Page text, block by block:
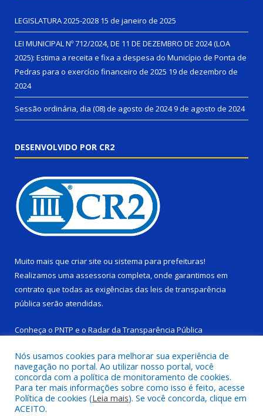
LEGISLATURA 2025-2028 15 de janeiro de 2025
LEI MUNICIPAL Nº 712/2024, DE 11 DE DEZEMBRO DE 2024 (LOA
2025): Estima a receita e fixa a despesa do Município de Ponta de
Pedras para o exercício financeiro de 2025 19 de dezembro de
2024
Sessão ordinária, dia (08) de agosto de 20249 de agosto de 2024
DESENVOLVIDO POR CR2
Muito mais que criar site ou sistema para prefeituras!
Realizamos uma assessoria completa, onde garantimos em
contrato que todas as exigências das leis de transparência
pública serão atendidas.
Conheça o PNTP e o Radar da Transparência Pública
Todos os direitos reservados a Câmara Municipal de Ponta de
Pedras.
Nós usamos cookies para melhorar sua experiência de
navegação no portal. Ao utilizar nosso portal, você
concorda com a política de monitoramento de cookies.
Para ter mais informações sobre como isso é feito, acesse
Política de cookies (Leia mais). Se você concorda, clique em
ACEITO.